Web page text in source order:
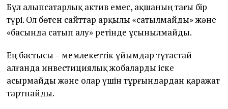
Бұл алыпсатарлық актив емес, ақшаның тағы бір
түрі. Ол бөтен сайттар арқылы «сатылмайды» және
«басында сатып алу» ретінде ұсынылмайды.
Ең бастысы – мемлекеттік ұйымдар тұтастай
алғанда инвестициялық жобаларды іске
асырмайды және олар үшін тұрғындардан қаражат
тартпайды.